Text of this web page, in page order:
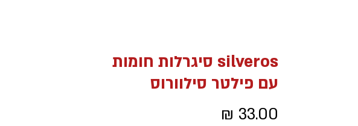
silveros סיגרלות חומות
עם פילטר סילוורוס